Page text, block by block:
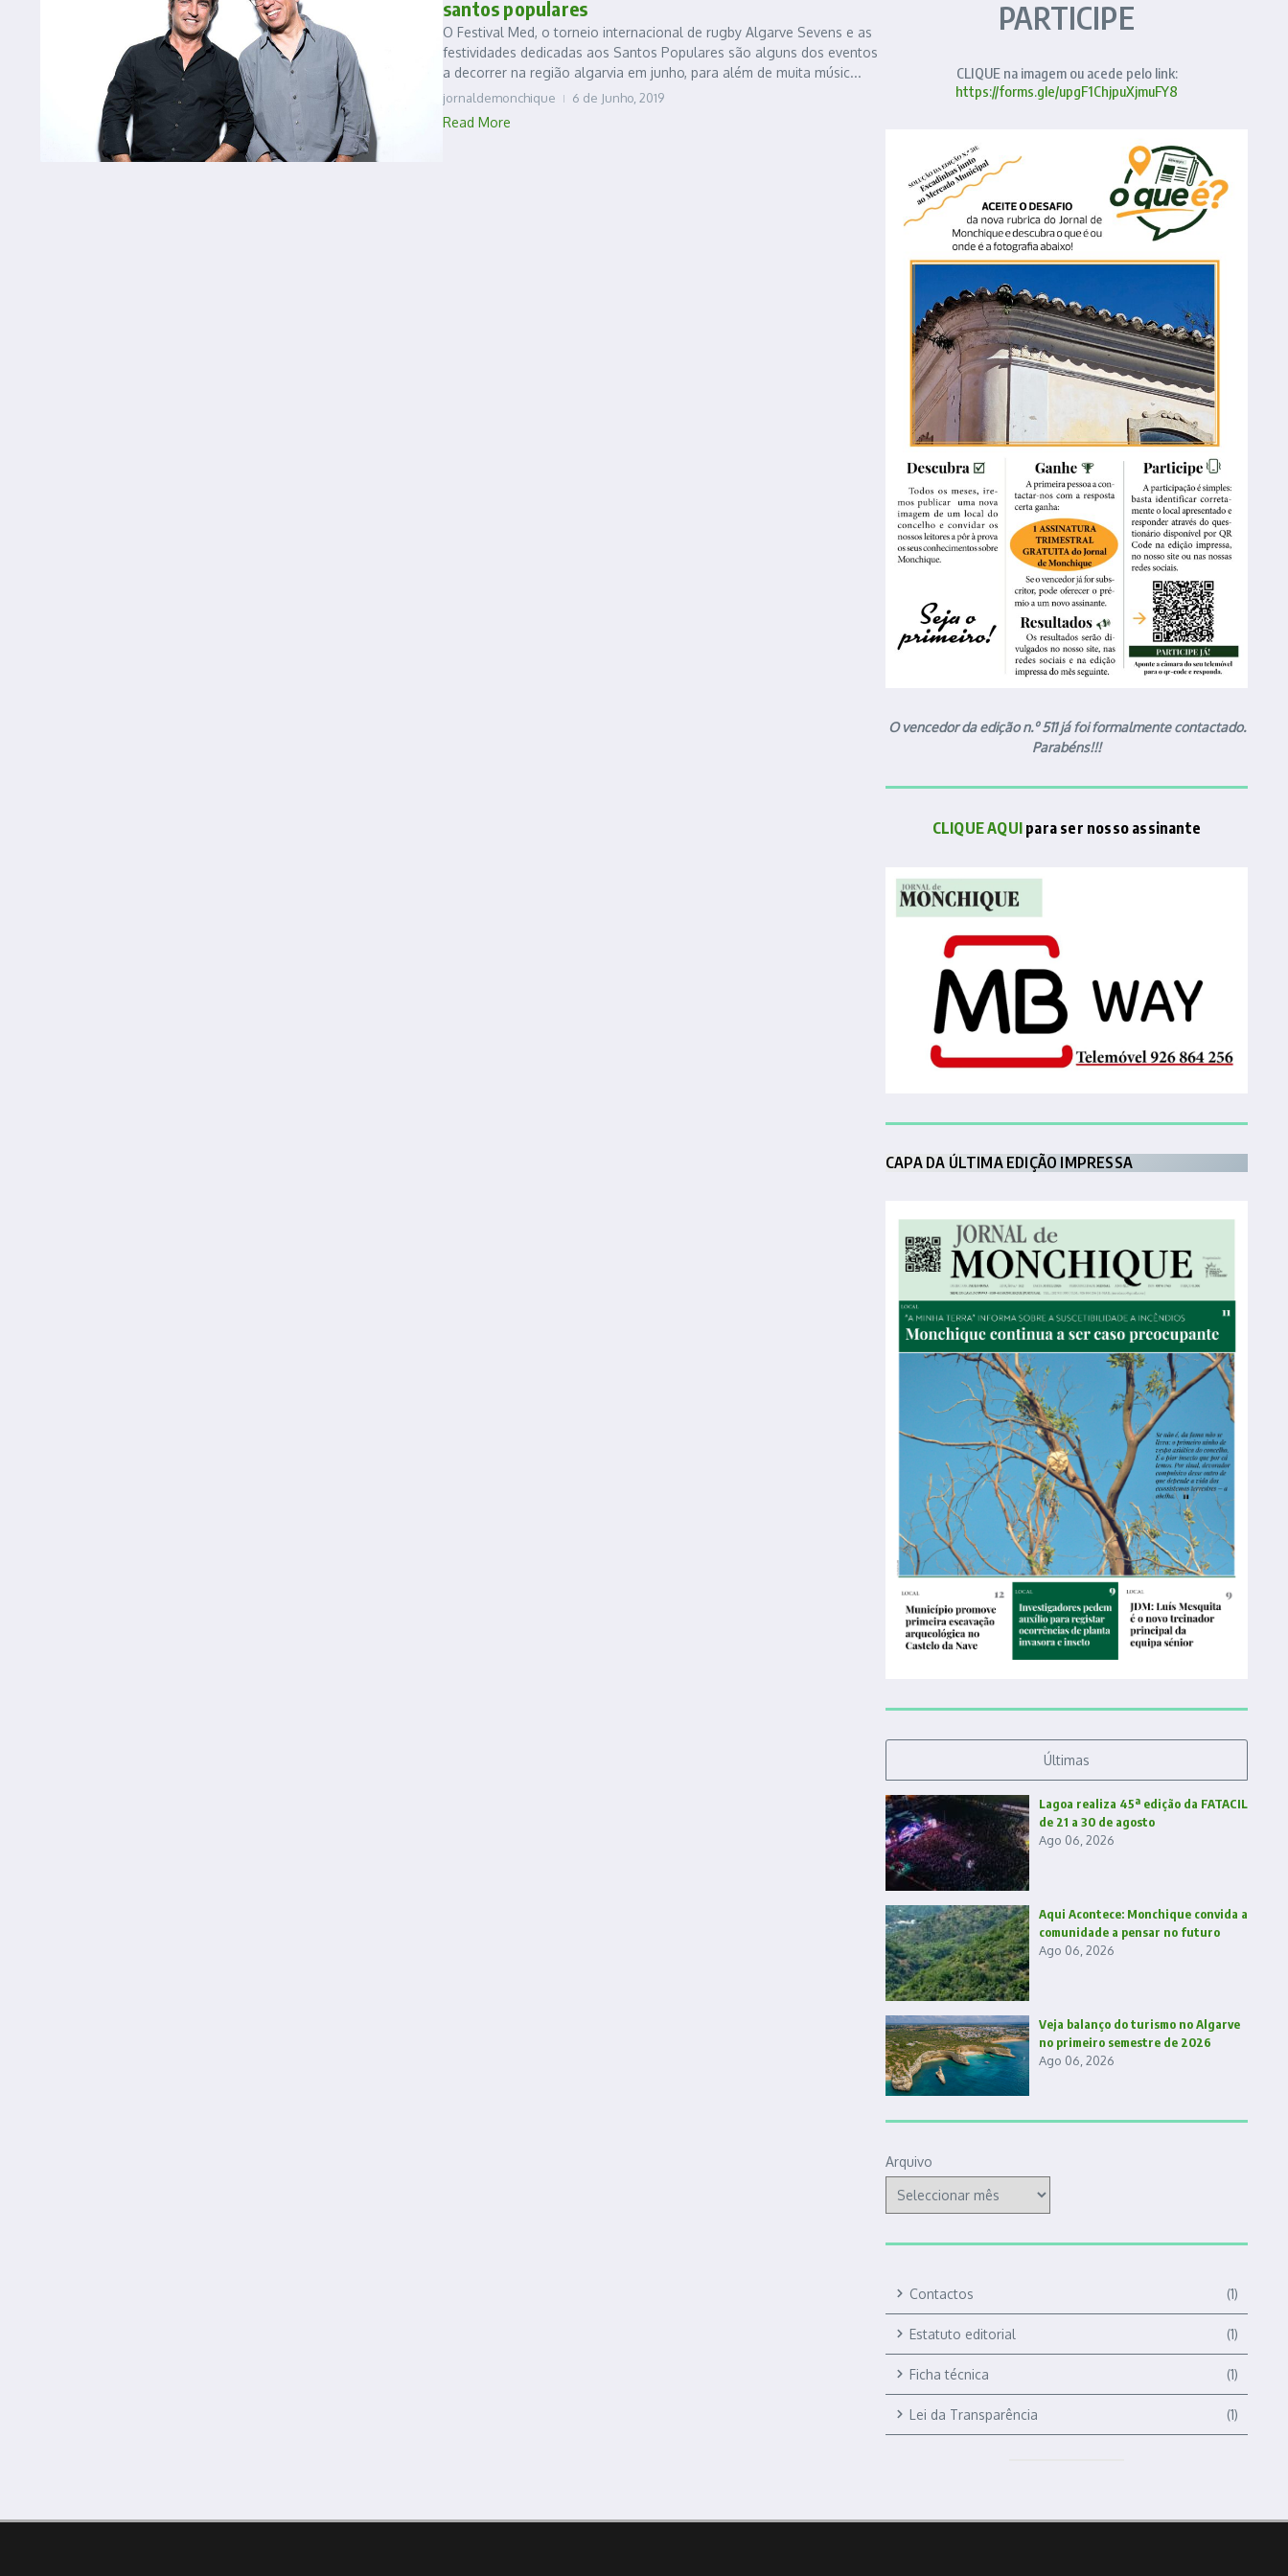
santos populares
O Festival Med, o torneio internacional de rugby Algarve Sevens e as
festividades dedicadas aos Santos Populares são alguns dos eventos
a decorrer na região algarvia em junho, para além de muita músic...
jornaldemonchique 6 de Junho, 2019
Read More
PARTICIPE
CLIQUE na imagem ou acede pelo link:
https://forms.gle/upgF1ChjpuXjmuFY8
O vencedor da edição n.º 511 já foi formalmente contactado.
Parabéns!!!
CLIQUE AQUI para ser nosso assinante
CAPA DA ÚLTIMA EDIÇÃO IMPRESSA
Últimas
Lagoa realiza 45ª edição da FATACIL
de 21 a 30 de agosto
Ago 06, 2026
Aqui Acontece: Monchique convida a
comunidade a pensar no futuro
Ago 06, 2026
Veja balanço do turismo no Algarve
no primeiro semestre de 2026
Ago 06, 2026
Arquivo
Contactos (1)
Estatuto editorial (1)
Ficha técnica (1)
Lei da Transparência (1)